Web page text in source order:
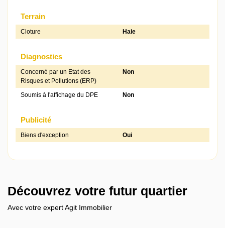
Terrain
Cloture Haie
Diagnostics
Concerné par un Etat des
Risques et Pollutions (ERP)
Non
Soumis à l'affichage du DPE Non
Publicité
Biens d'exception Oui
Découvrez votre futur quartier
Avec votre expert Agit Immobilier